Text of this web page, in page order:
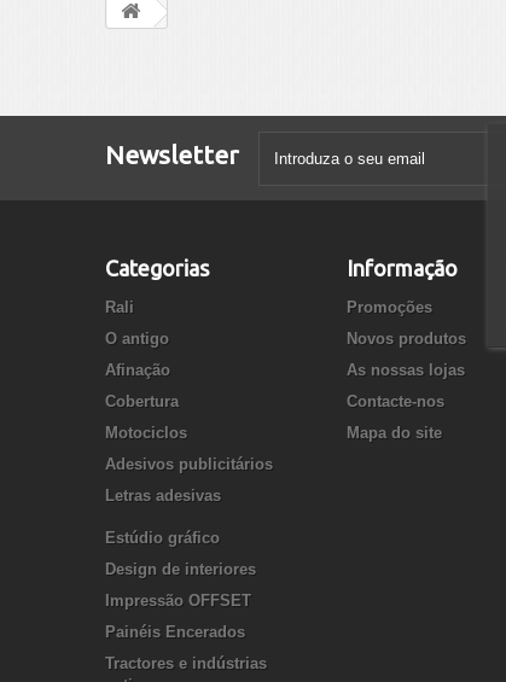
Newsletter
Categorias
Rali
O antigo
Afinação
Cobertura
Motociclos
Adesivos publicitários
Letras adesivas
Estúdio gráfico
Design de interiores
Impressão OFFSET
Painéis Encerados
Tractores e indústrias
Informação
Promoções
Novos produtos
As nossas lojas
Contacte-nos
Mapa do site